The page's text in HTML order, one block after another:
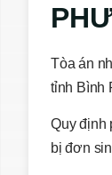
Tòa án
tỉnh Bình
Quy định
bị đơn